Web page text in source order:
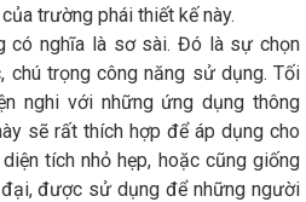
trường phái thiết kế này.
có nghĩa là sơ sài. Đó là sự chọn
chú trọng công năng sử dụng. Tối
nghi với những ứng dụng thông
sẽ rất thích hợp để áp dụng cho
tích nhỏ hẹp, hoặc cũng giống
được sử dụng để những người